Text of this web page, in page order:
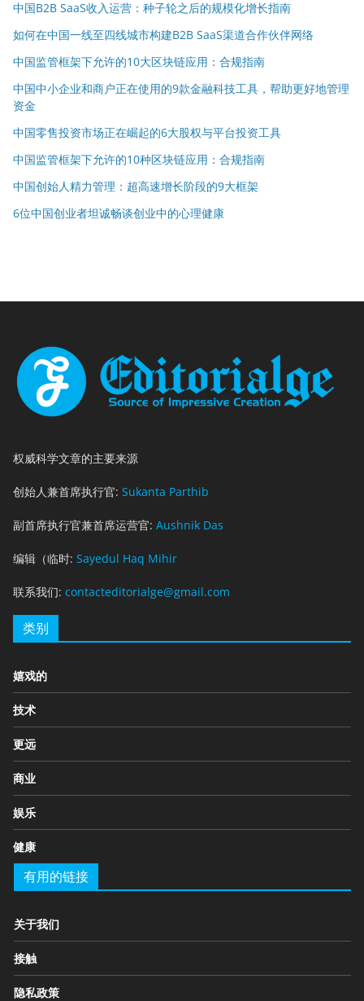
中国B2B SaaS收入运营：种子轮之后的规模化增长指南
如何在中国一线至四线城市构建B2B SaaS渠道合作伙伴网络
中国监管框架下允许的10大区块链应用：合规指南
中国中小企业和商户正在使用的9款金融科技工具，帮助更好地管理
资金
中国零售投资市场正在崛起的6大股权与平台投资工具
中国监管框架下允许的10种区块链应用：合规指南
中国创始人精力管理：超高速增长阶段的9大框架
6位中国创业者坦诚畅谈创业中的心理健康
权威科学文章的主要来源
创始人兼首席执行官: Sukanta Parthib
副首席执行官兼首席运营官: Aushnik Das
编辑（临时: Sayedul Haq Mihir
联系我们: contacteditorialge@gmail.com
类别
嬉戏的
技术
更远
商业
娱乐
健康
有用的链接
关于我们
接触
隐私政策